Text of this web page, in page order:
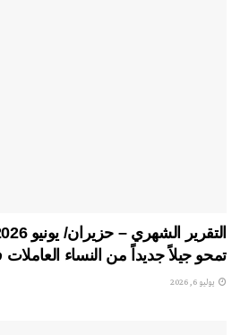
تمحو جيلاً جديداً من النساء
يوليو 6, 2026